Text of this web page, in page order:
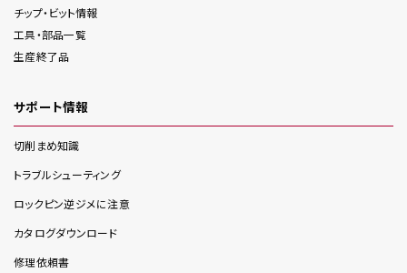
チップ・ビット情報
工具・部品一覧
生産終了品
サポート情報
切削まめ知識
トラブルシューティング
ロックピン逆ジメに注意
カタログダウンロード
修理依頼書